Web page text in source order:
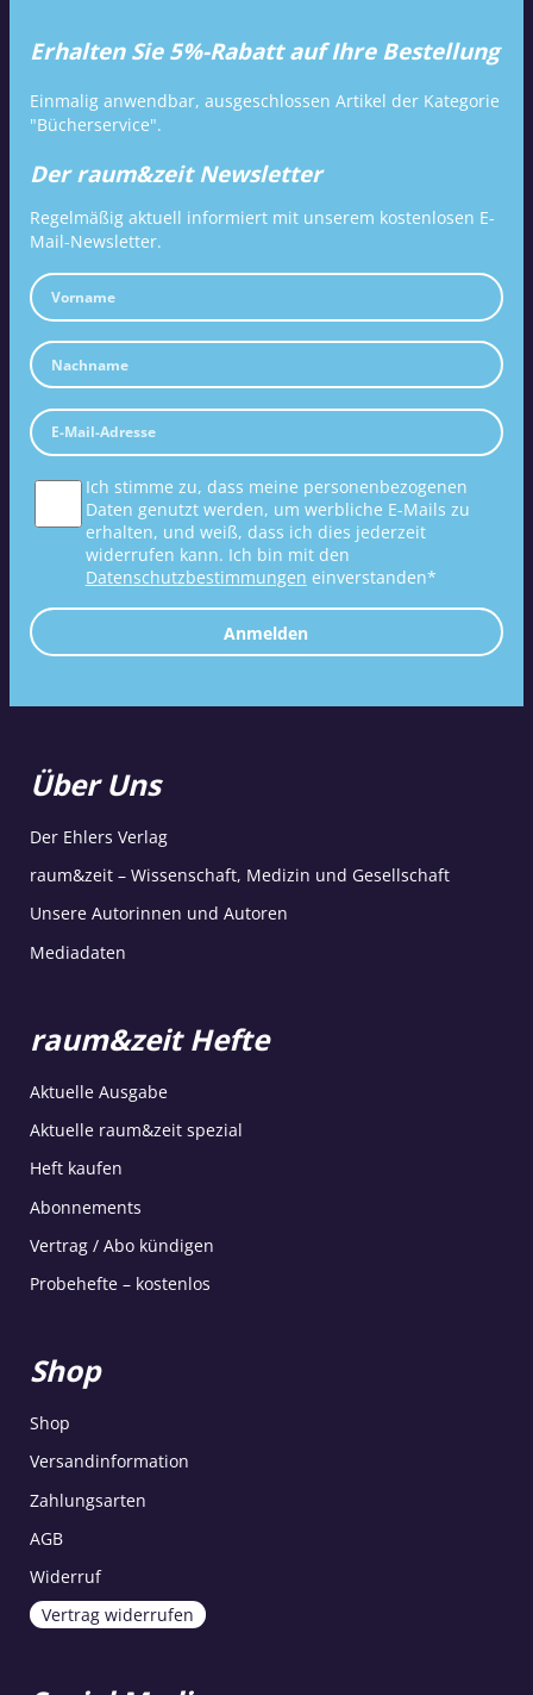
Erhalten Sie 5%-Rabatt auf Ihre Bestellung
Einmalig anwendbar, ausgeschlossen Artikel der Kategorie
"Bücherservice".
Der raum&zeit Newsletter
Regelmäßig aktuell informiert mit unserem kostenlosen E-
Mail-Newsletter.
Ich stimme zu, dass meine personenbezogenen
Daten genutzt werden, um werbliche E-Mails zu
erhalten, und weiß, dass ich dies jederzeit
widerrufen kann. Ich bin mit den
Datenschutzbestimmungen einverstanden*
Anmelden
Über Uns
Der Ehlers Verlag
raum&zeit – Wissenschaft, Medizin und Gesellschaft
Unsere Autorinnen und Autoren
Mediadaten
raum&zeit Hefte
Aktuelle Ausgabe
Aktuelle raum&zeit spezial
Heft kaufen
Abonnements
Vertrag / Abo kündigen
Probehefte – kostenlos
Shop
Shop
Versandinformation
Zahlungsarten
AGB
Widerruf
Vertrag widerrufen